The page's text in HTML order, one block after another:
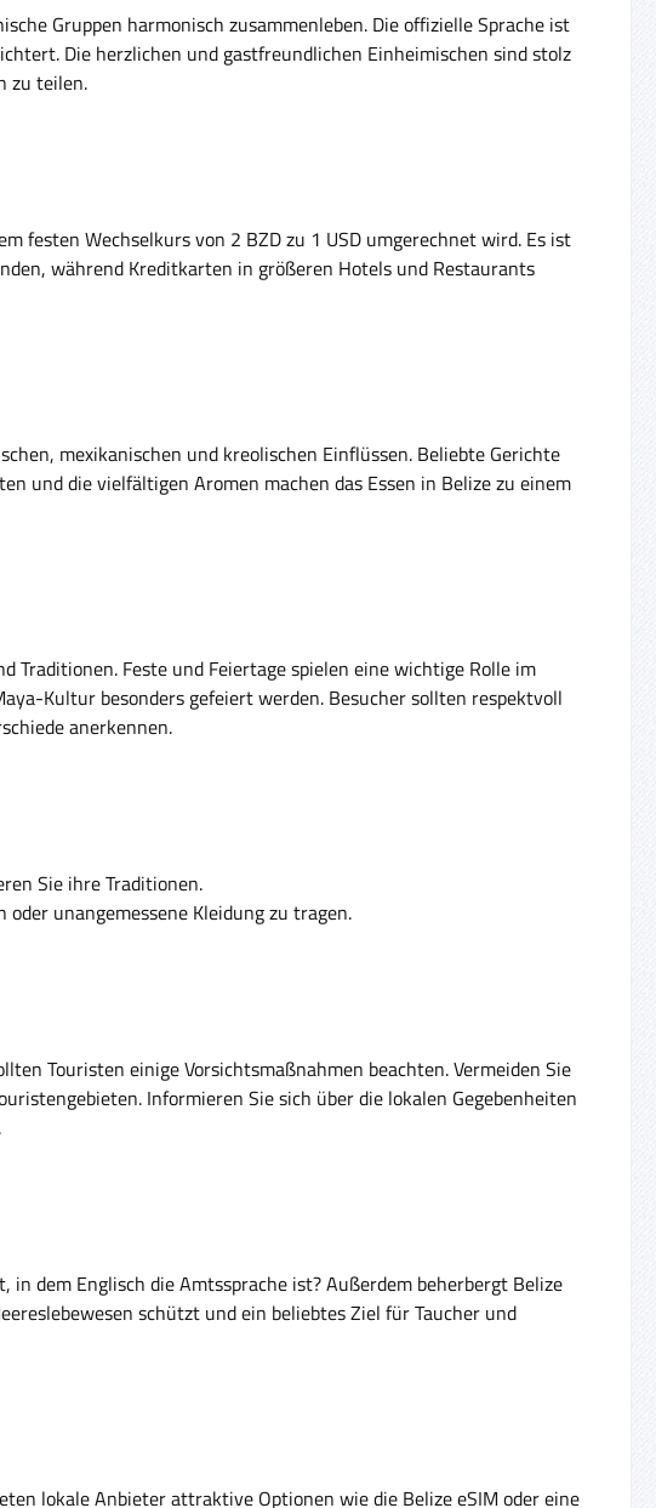
Gruppen harmonisch zusammenleben. Die offizielle Sprache ist
Die herzlichen und gastfreundlichen Einheimischen sind stolz
zu teilen.
festen Wechselkurs von 2 BZD zu 1 USD umgerechnet wird. Es ist
während Kreditkarten in größeren Hotels und Restaurants
mexikanischen und kreolischen Einflüssen. Beliebte Gerichte
und die vielfältigen Aromen machen das Essen in Belize zu einem
Traditionen. Feste und Feiertage spielen eine wichtige Rolle im
Kultur besonders gefeiert werden. Besucher sollten respektvoll
anerkennen.
Sie ihre Traditionen.
unangemessene Kleidung zu tragen.
Touristen einige Vorsichtsmaßnahmen beachten. Vermeiden Sie
Informieren Sie sich über die lokalen Gegebenheiten
dem Englisch die Amtssprache ist? Außerdem beherbergt Belize
schützt und ein beliebtes Ziel für Taucher und
lokale Anbieter attraktive Optionen wie die Belize eSIM oder eine